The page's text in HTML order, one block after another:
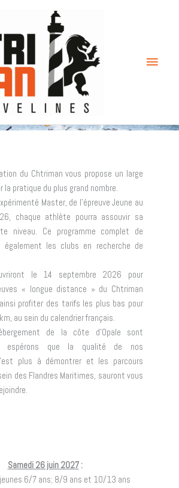
du Chtriman vous propose un large
la pratique du plus grand nombre.
Master, de l’épreuve Jeune au
chaque athlète pourra assouvir sa
niveau. Ce programme complet de
également les clubs en recherche de
le 14 septembre 2026 pour
« longue distance » du Chtriman
profiter des tarifs les plus bas pour
au sein du calendrier français.
de la côte d’Opale sont
espérons que la qualité de nos
plus à démontrer et les parcours
des Flandres Maritimes, sauront vous
Samedi 26 juin 2027:
6/7 ans; 8/9 ans et 10/13 ans